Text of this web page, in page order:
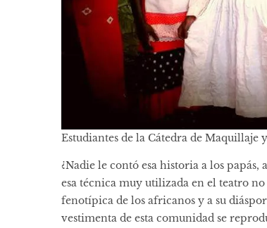
Estudiantes de la Cátedra de
¿Nadie le contó esa historia a los
esa técnica muy utilizada en el teatro
fenotípica de los africanos y a su
vestimenta de esta comunidad se